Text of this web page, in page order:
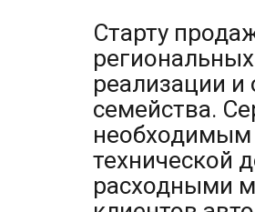
Старту
реализации
семейства.
необходимым
технической
расходными